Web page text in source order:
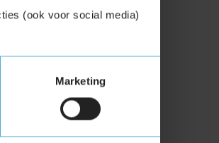
(ook voor social media)
Marketing